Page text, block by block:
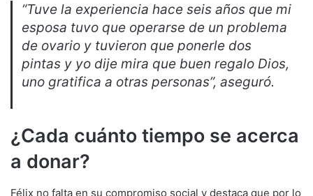
“Tuve la experiencia hace seis años que mi
esposa tuvo que operarse de un problema
de ovario y tuvieron que ponerle dos
pintas y yo dije mira que buen regalo Dios,
uno gratifica a otras personas”, aseguró.
¿Cada cuánto tiempo se acerca
a donar?
Félix no falta en su compromiso social y destaca que por lo